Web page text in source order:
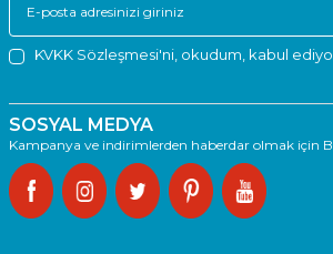
KVKK Sözleşmesi'ni , okudum, kabul
SOSYAL MEDYA
Kampanya ve indirimlerden haberdar olmak için